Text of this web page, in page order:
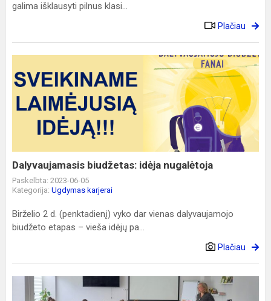
galima išklausyti pilnus klasi...
Plačiau
biudžetas:
idėja
nugalėtoja
Dalyvaujamasis biudžetas: idėja nugalėtoja
Paskelbta: 2023-06-05
Kategorija: Ugdymas karjerai
Birželio 2 d. (penktadienį) vyko dar vienas dalyvaujamojo
biudžeto etapas – vieša idėjų pa...
Plačiau
„Vasara